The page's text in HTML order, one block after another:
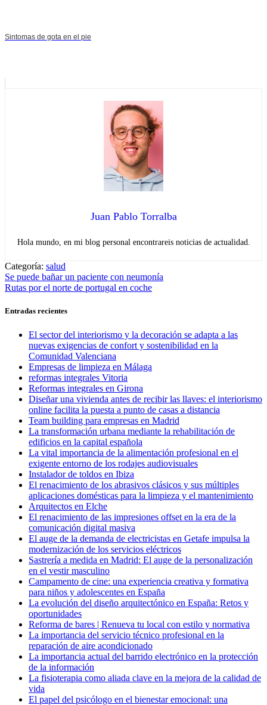
Sintomas de gota en el pie
Juan Pablo Torralba
Hola mundo, en mi blog personal encontrareis noticias de actualidad.
Categoría: salud
Navegación
de
entradas
Entrada
anterior:
Se puede bañar un paciente con neumonía
Entrada
Rutas por el norte de portugal en coche
Entradas recientes
El sector del interiorismo y la decoración se adapta a las
nuevas exigencias de confort y sostenibilidad en la
Comunidad Valenciana
Empresas de limpieza en Málaga
reformas integrales Vitoria
Reformas integrales en Girona
Diseñar una vivienda antes de recibir las llaves: el interiorismo
online facilita la puesta a punto de casas a distancia
Team building para empresas en Madrid
La transformación urbana mediante la rehabilitación de
edificios en la capital española
La vital importancia de la alimentación profesional en el
exigente entorno de los rodajes audiovisuales
Instalador de toldos en Ibiza
El renacimiento de los abrasivos clásicos y sus múltiples
aplicaciones domésticas para la limpieza y el mantenimiento
Arquitectos en Elche
El renacimiento de las impresiones offset en la era de la
comunicación digital masiva
El auge de la demanda de electricistas en Getafe impulsa la
modernización de los servicios eléctricos
Sastrería a medida en Madrid: El auge de la personalización
en el vestir masculino
Campamento de cine: una experiencia creativa y formativa
para niños y adolescentes en España
La evolución del diseño arquitectónico en España: Retos y
oportunidades
Reforma de bares | Renueva tu local con estilo y normativa
La importancia del servicio técnico profesional en la
reparación de aire acondicionado
La importancia actual del barrido electrónico en la protección
de la información
La fisioterapia como aliada clave en la mejora de la calidad de
vida
El papel del psicólogo en el bienestar emocional: una